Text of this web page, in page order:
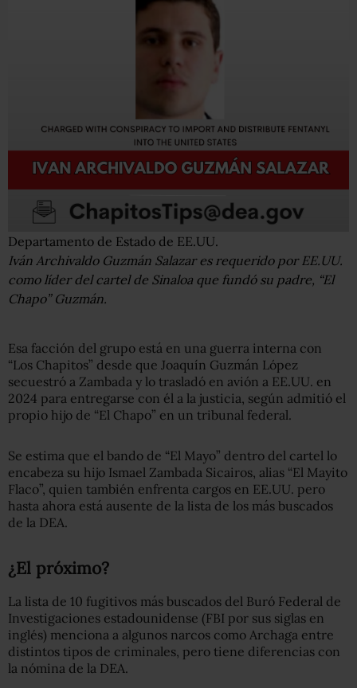
Departamento de Estado de EE.UU.
Iván Archivaldo Guzmán Salazar es requerido por EE.UU.
como líder del cartel de Sinaloa que fundó su padre, “El
Chapo” Guzmán.
Esa facción del grupo está en una guerra interna con
“Los Chapitos” desde que Joaquín Guzmán López
secuestró a Zambada y lo trasladó en avión a EE.UU. en
2024 para entregarse con él a la justicia, según admitió el
propio hijo de “El Chapo” en un tribunal federal.
Se estima que el bando de “El Mayo” dentro del cartel lo
encabeza su hijo Ismael Zambada Sicairos, alias “El Mayito
Flaco”, quien también enfrenta cargos en EE.UU. pero
hasta ahora está ausente de la lista de los más buscados
de la DEA.
¿El próximo?
La lista de 10 fugitivos más buscados del Buró Federal de
Investigaciones estadounidense (FBI por sus siglas en
inglés) menciona a algunos narcos como Archaga entre
distintos tipos de criminales, pero tiene diferencias con
la nómina de la DEA.